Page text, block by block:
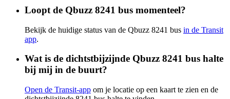
Loopt de Qbuzz 8241 bus momenteel?
Bekijk de huidige status van de Qbuzz 8241 bus in de Transit
app.
Wat is de dichtstbijzijnde Qbuzz 8241 bus halte
bij mij in de buurt?
Open de Transit-app om je locatie op een kaart te zien en de